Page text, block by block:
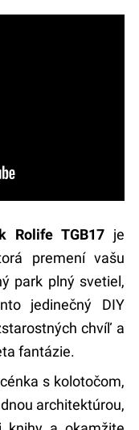
Rolife TGB17 je
premení vašu
park plný svetiel,
jedinečný DIY
chvíľ a
fantázie.
s kolotočom,
architektúrou,